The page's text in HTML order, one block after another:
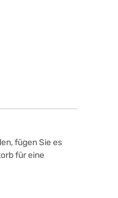
fügen Sie es
für eine